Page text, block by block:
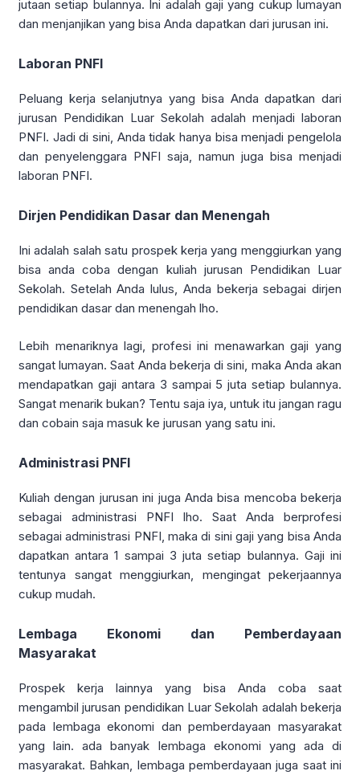
jutaan setiap bulannya. Ini adalah gaji yang cukup lumayan
dan menjanjikan yang bisa Anda dapatkan dari jurusan ini.
Laboran PNFI
Peluang kerja selanjutnya yang bisa Anda dapatkan dari
jurusan Pendidikan Luar Sekolah adalah menjadi laboran
PNFI. Jadi di sini, Anda tidak hanya bisa menjadi pengelola
dan penyelenggara PNFI saja, namun juga bisa menjadi
laboran PNFI.
Dirjen Pendidikan Dasar dan Menengah
Ini adalah salah satu prospek kerja yang menggiurkan yang
bisa anda coba dengan kuliah jurusan Pendidikan Luar
Sekolah. Setelah Anda lulus, Anda bekerja sebagai dirjen
pendidikan dasar dan menengah lho.
Lebih menariknya lagi, profesi ini menawarkan gaji yang
sangat lumayan. Saat Anda bekerja di sini, maka Anda akan
mendapatkan gaji antara 3 sampai 5 juta setiap bulannya.
Sangat menarik bukan? Tentu saja iya, untuk itu jangan ragu
dan cobain saja masuk ke jurusan yang satu ini.
Administrasi PNFI
Kuliah dengan jurusan ini juga Anda bisa mencoba bekerja
sebagai administrasi PNFI lho. Saat Anda berprofesi
sebagai administrasi PNFI, maka di sini gaji yang bisa Anda
dapatkan antara 1 sampai 3 juta setiap bulannya. Gaji ini
tentunya sangat menggiurkan, mengingat pekerjaannya
cukup mudah.
Lembaga Ekonomi dan Pemberdayaan
Masyarakat
Prospek kerja lainnya yang bisa Anda coba saat
mengambil jurusan pendidikan Luar Sekolah adalah bekerja
pada lembaga ekonomi dan pemberdayaan masyarakat
yang lain. ada banyak lembaga ekonomi yang ada di
masyarakat. Bahkan, lembaga pemberdayaan juga saat ini